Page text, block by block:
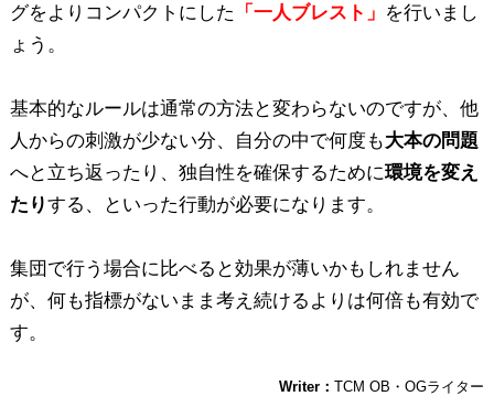
グをよりコンパクトにした
「一人ブレスト」 を行いまし
ょう。
基本的なルールは通常の方法と変わらないのですが、他
人からの刺激が少ない分、自分の中で何度も大本の問題
へと立ち返ったり、独自性を確保するために環境を変え
たりする、といった行動が必要になります。
集団で行う場合に比べると効果が薄いかもしれません
が、何も指標がないまま考え続けるよりは何倍も有効で
す。
Writer：TCM OB・OGライター